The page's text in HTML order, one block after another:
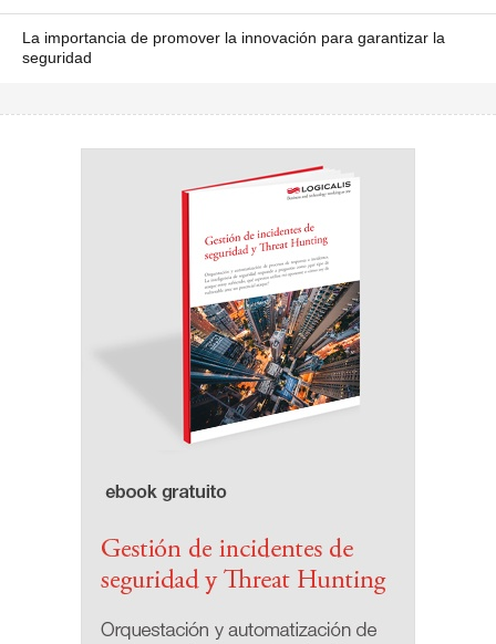
La importancia de promover la innovación para garantizar la
seguridad